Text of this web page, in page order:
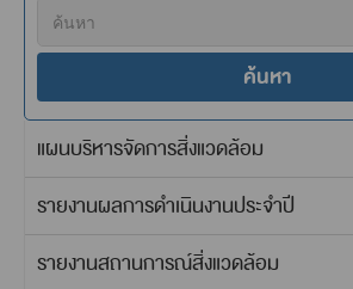
ค้นหา
แผนบริหารจัดการสิ่งแวดล้อม
รายงานผลการดำเนินงานประจำปี
รายงานสถานการณ์สิ่งแวดล้อม